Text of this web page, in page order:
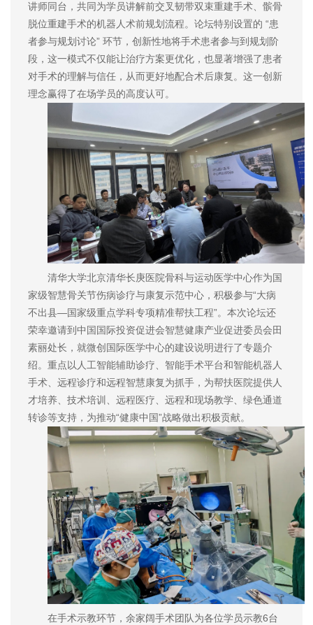
讲师同台，共同为学员讲解前交叉韧带双束重建手术、髌骨
脱位重建手术的机器人术前规划流程。论坛特别设置的 “患
者参与规划讨论” 环节，创新性地将手术患者参与到规划阶
段，这一模式不仅能让治疗方案更优化，也显著增强了患者
对手术的理解与信任，从而更好地配合术后康复。这一创新
理念赢得了在场学员的高度认可。
清华大学北京清华长庚医院骨科与运动医学中心作为国
家级智慧骨关节伤病诊疗与康复示范中心，积极参与“大病
不出县—国家级重点学科专项精准帮扶工程”。本次论坛还
荣幸邀请到中国国际投资促进会智慧健康产业促进委员会田
素丽处长，就微创国际医学中心的建设说明进行了专题介
绍。重点以人工智能辅助诊疗、智能手术平台和智能机器人
手术、远程诊疗和远程智慧康复为抓手，为帮扶医院提供人
才培养、技术培训、远程医疗、远程和现场教学、绿色通道
转诊等支持，为推动“健康中国”战略做出积极贡献。
在手术示教环节，余家阔手术团队为各位学员示教6台